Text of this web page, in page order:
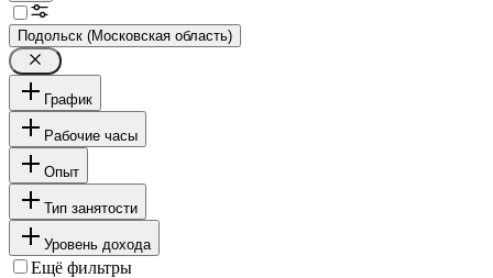
Подольск (Московская область)
График
Рабочие часы
Опыт
Тип занятости
Уровень дохода
Ещё фильтры